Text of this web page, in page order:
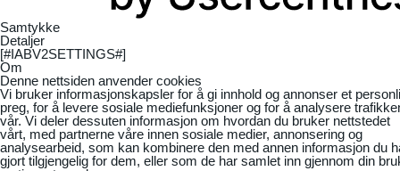
Samtykke
Detaljer
[#IABV2SETTINGS#]
Om
Denne nettsiden anvender cookies
Vi bruker informasjonskapsler for å gi innhold og annonser et
preg, for å levere sosiale mediefunksjoner og for å analysere
vår. Vi deler dessuten informasjon om hvordan du bruker nettstedet
vårt, med partnerne våre innen sosiale medier, annonsering og
analysearbeid, som kan kombinere den med annen informasjon du
gjort tilgjengelig for dem, eller som de har samlet inn gjennom din